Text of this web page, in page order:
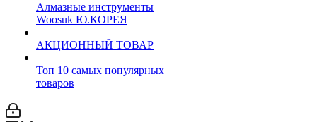
Алмазные инструменты
Woosuk Ю.КОРЕЯ
АКЦИОННЫЙ ТОВАР
Топ 10 самых популярных
товаров